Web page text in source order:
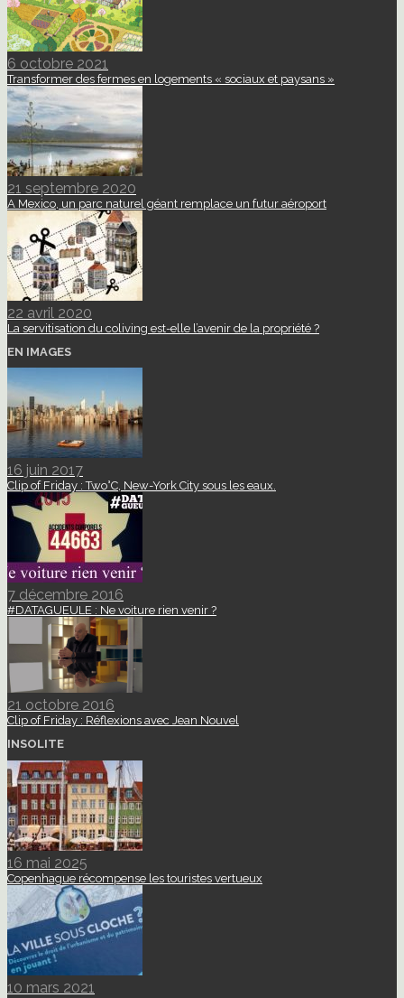
6 octobre 2021
Transformer des fermes en logements « sociaux et paysans »
21 septembre 2020
A Mexico, un parc naturel géant remplace un futur aéroport
22 avril 2020
La servitisation du coliving est-elle l’avenir de la propriété ?
EN IMAGES
16 juin 2017
Clip of Friday : Two°C, New-York City sous les eaux.
7 décembre 2016
#DATAGUEULE : Ne voiture rien venir ?
21 octobre 2016
Clip of Friday : Réflexions avec Jean Nouvel
INSOLITE
16 mai 2025
Copenhague récompense les touristes vertueux
10 mars 2021